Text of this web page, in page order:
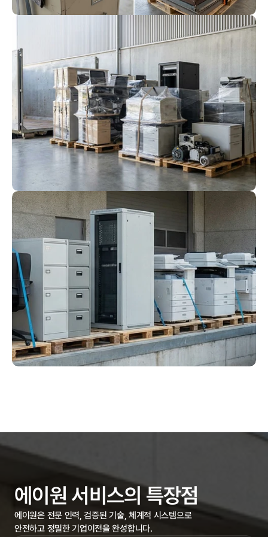
/OUR STRENGTHS
에이원 서비스의 특장점
에이원은 전문 인력, 검증된 기술, 체계적 시스템으로
안전하고 정밀한 기업이전을 완성합니다.